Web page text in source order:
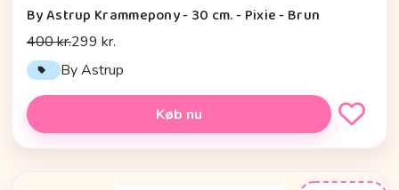
By Astrup Krammepony - 30 cm. - Pixie - Brun
400 kr.299 kr.
By Astrup
Køb nu